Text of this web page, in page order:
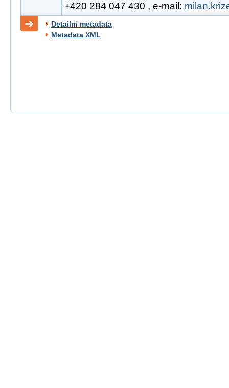
+420 284 047 430 , e-mail:
Detailní metadata
Metadata XML